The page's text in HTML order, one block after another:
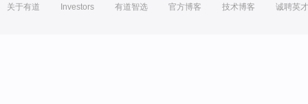
关于有道 Investors 有道智选 官方博客 技术博客 诚聘英才